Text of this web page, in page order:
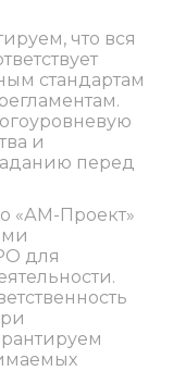
что вся
стандартам
и
перед
«АМ-Проект»
для